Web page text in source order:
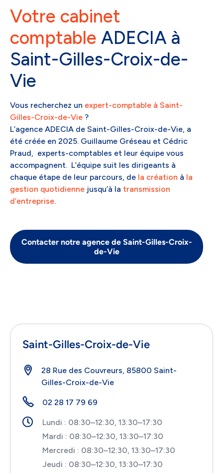
Votre cabinet
comptable ADECIA à
Saint-Gilles-Croix-de-
Vie
Vous recherchez un expert-comptable à Saint-
Gilles-Croix-de-Vie ?
L’agence ADECIA de Saint-Gilles-Croix-de-Vie, a
été créée en 2025. Guillaume Gréseau et Cédric
Praud, experts-comptables et leur équipe vous
accompagnent. L’équipe suit les dirigeants à
chaque étape de leur parcours, de la création à la
gestion quotidienne jusqu’à la transmission
d’entreprise.
Contacter notre agence de Saint-Gilles-Croix-
de-Vie
Saint-Gilles-Croix-de-Vie
28 Rue des Couvreurs, 85800 Saint-
Gilles-Croix-de-Vie
02 28 17 79 69
Lundi : 08:30–12:30, 13:30–17:30
Mardi : 08:30–12:30, 13:30–17:30
Mercredi : 08:30–12:30, 13:30–17:30
Jeudi : 08:30–12:30, 13:30–17:30